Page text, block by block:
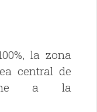
la zona
central de
a la